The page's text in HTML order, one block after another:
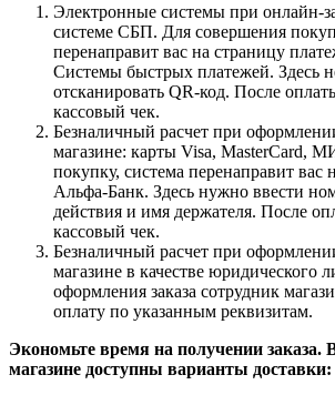
Электронные системы при онлайн-
системе СБП. Для совершения
перенаправит вас на страницу
Системы быстрых платежей. Здесь
отсканировать QR-код. После
кассовый чек.
Безналичный расчет при
магазине: карты Visa, MasterCard,
покупку, система перенаправит вас
Альфа-Банк. Здесь нужно ввести
действия и имя держателя. После
кассовый чек.
Безналичный расчет при
магазине в качестве юридического
оформления заказа сотрудник
оплату по указанным реквизитам.
Экономьте время на получении заказа.
магазине доступны варианты доставки: